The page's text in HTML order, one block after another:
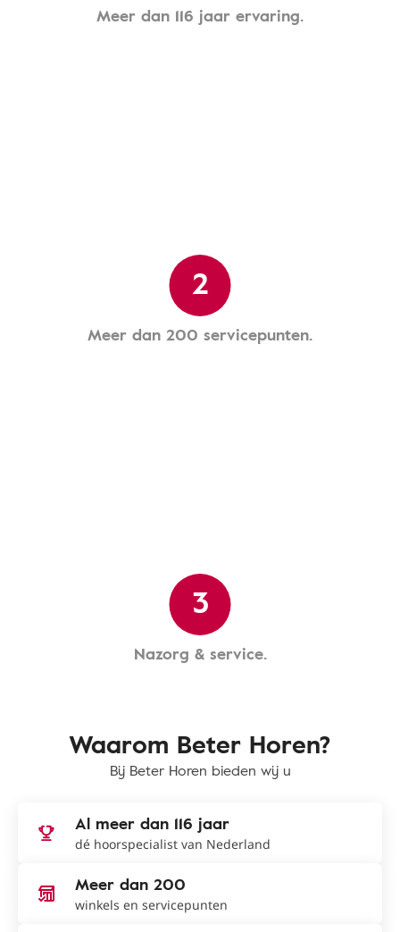
Meer dan 116 jaar ervaring.
2
Meer dan 200 servicepunten.
3
Nazorg & service.
Waarom Beter Horen?
Bij Beter Horen bieden wij u
Al meer dan 116 jaar
dé hoorspecialist van Nederland
Meer dan 200
winkels en servicepunten